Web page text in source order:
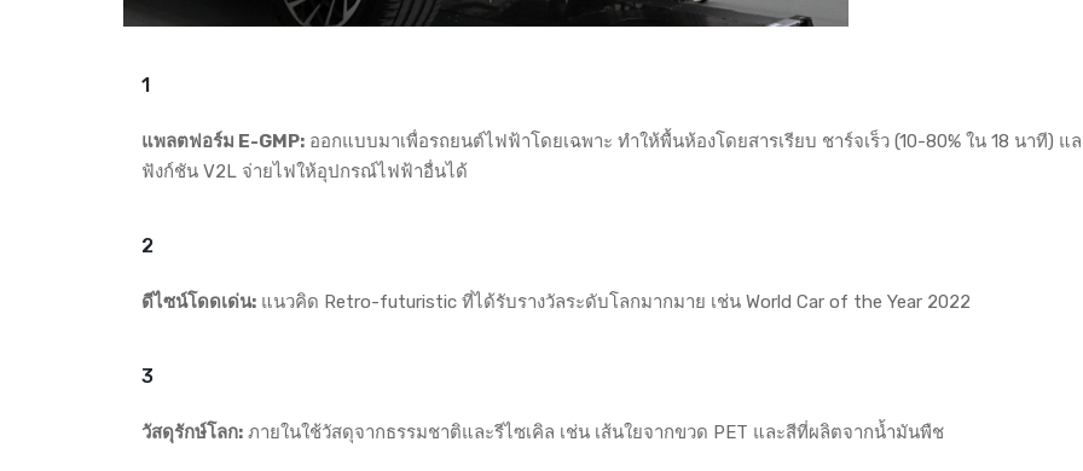
แพลตฟอร์ม E-GMP: ออกแบบมาเพื่อรถยนต์ไฟฟ้าโดยเฉพาะ ทำให้พื้นห้องโดยสารเรียบ ชาร์จเร็ว (10-80% ใน 18 นาที) แ
ฟังก์ชัน V2L จ่ายไฟให้อุปกรณ์ไฟฟ้าอื่นได้
ดีไซน์โดดเด่น: แนวคิด Retro-futuristic ที่ได้รับรางวัลระดับโลกมากมาย เช่น World Car of the Year 2022
วัสดุรักษ์โลก: ภายในใช้วัสดุจากธรรมชาติและรีไซเคิล เช่น เส้นใยจากขวด PET และสีที่ผลิตจากน้ำมันพืช